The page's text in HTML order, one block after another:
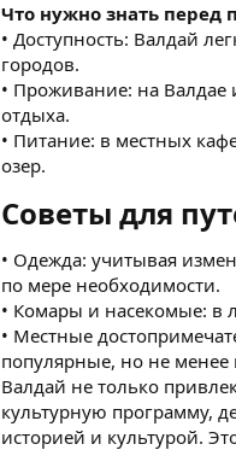
Что нужно знать перед
• Доступность: Валдай
городов.
• Проживание: на Валдае
отдыха.
• Питание: в местных
озер.
Советы для
• Одежда: учитывая
по мере необходимости.
• Комары и насекомые: в
• Местные
популярные, но не менее
Валдай не только
культурную программу,
историей и культурой.